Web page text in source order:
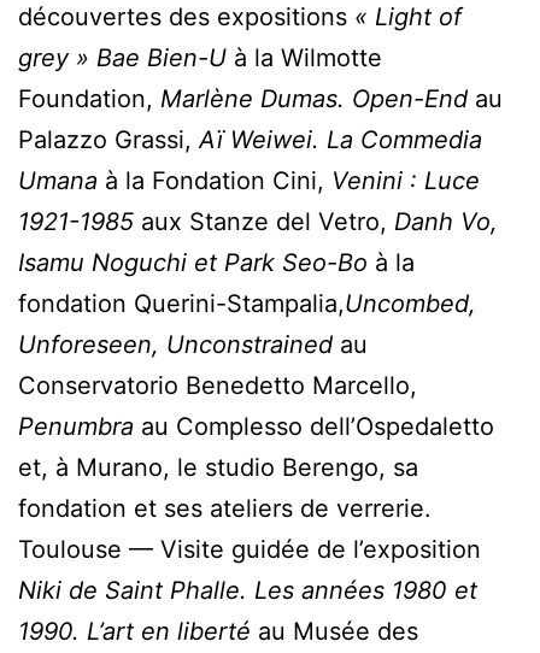
découvertes des expositions « Light of
grey » Bae Bien-U à la Wilmotte
Foundation, Marlène Dumas. Open-End au
Palazzo Grassi, Aï Weiwei. La Commedia
Umana à la Fondation Cini, Venini : Luce
1921-1985 aux Stanze del Vetro, Danh Vo,
Isamu Noguchi et Park Seo-Bo à la
fondation Querini-Stampalia,Uncombed,
Unforeseen, Unconstrained au
Conservatorio Benedetto Marcello,
Penumbra au Complesso dell’Ospedaletto
et, à Murano, le studio Berengo, sa
fondation et ses ateliers de verrerie.
Toulouse — Visite guidée de l’exposition
Niki de Saint Phalle. Les années 1980 et
1990. L’art en liberté au Musée des